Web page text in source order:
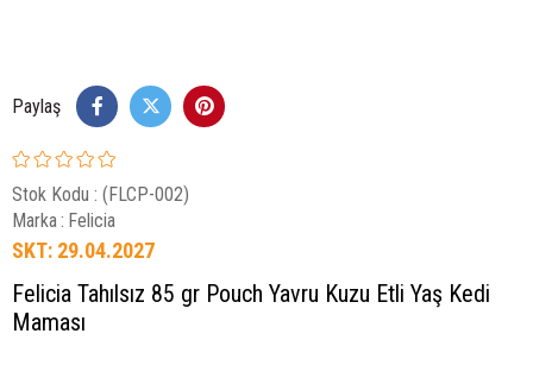
Paylaş
Stok Kodu
(FLCP-002)
Marka : Felicia
SKT: 29.04.2027
Felicia Tahılsız 85 gr Pouch Yavru Kuzu Etli Yaş Kedi
Maması